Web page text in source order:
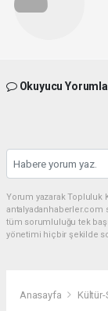
Okuyucu
Yorum yazarak Topluluk
antalyadanhaberler.com
tüm sorumluluğu tek
yönetimi hiçbir şekilde
Anasayfa